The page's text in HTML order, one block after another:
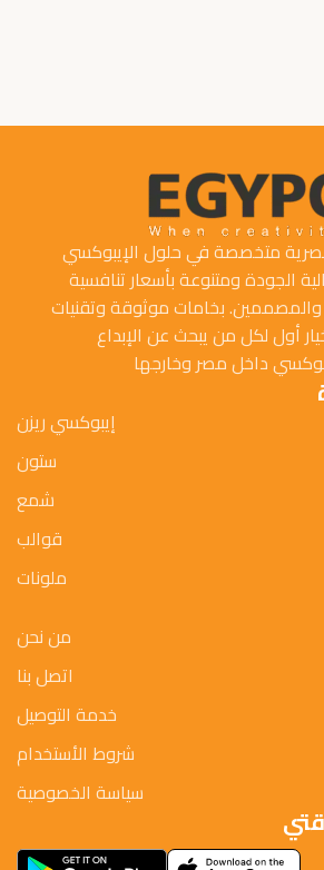
متخصصة في حلول الإيبوكسي
الجودة ومتنوعة بأسعار تنافسية
والمصممين. بخامات موثوقة وتقنيات
أول لكل من يبحث عن الإبداع
إيبوكسي ريزن
ستون
شمع
قوالب
ملونات
من نحن
اتصل بنا
خدمة التوصيل
شروط الأستخدام
سياسة الخصوصية